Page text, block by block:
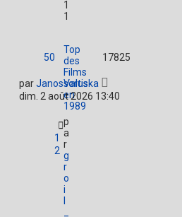
1
1
Top
des
Films
sortis
en
1989
p
a
r
g
r
o
i
1
2
50 17825
parJanosValuska
dim. 2 août 2026 13:40